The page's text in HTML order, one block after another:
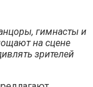
гимнасты и
на сцене
зрителей